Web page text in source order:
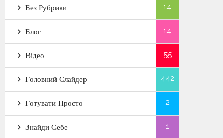
Без Рубрики 14
Блог 14
Відео 55
Головний Слайдер 442
Готувати Просто 2
Знайди Себе 1